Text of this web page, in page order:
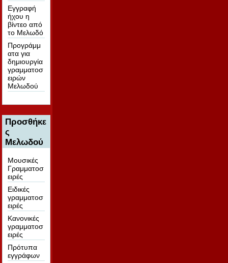
Εγγραφή
ήχου η
βίντεο από
το Μελωδό
Προγράμμ
ατα για
δημιουργία
γραμματοσ
ειρών
Μελωδού
Προσθήκε
ς
Μελωδού
Μουσικές
Γραμματοσ
ειρές
Ειδικές
γραμματοσ
ειρές
Κανονικές
γραμματοσ
ειρές
Πρότυπα
εγγράφων